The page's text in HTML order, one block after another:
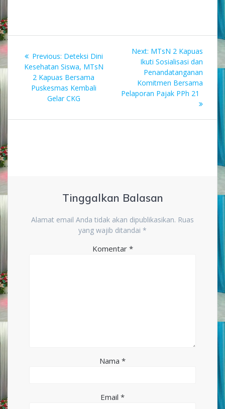
posPrevious: Previous
post:
Deteksi Dini
Kesehatan Siswa, MTsN
2 Kapuas Bersama
Puskesmas Kembali
Gelar CKG
Next: Next
post:
MTsN 2 Kapuas
Ikuti Sosialisasi dan
Penandatanganan
Komitmen Bersama
Pelaporan Pajak PPh 21
Tinggalkan Balasan
Alamat email Anda tidak akan dipublikasikan. Ruas
yang wajib ditandai *
Komentar *
Nama *
Email *